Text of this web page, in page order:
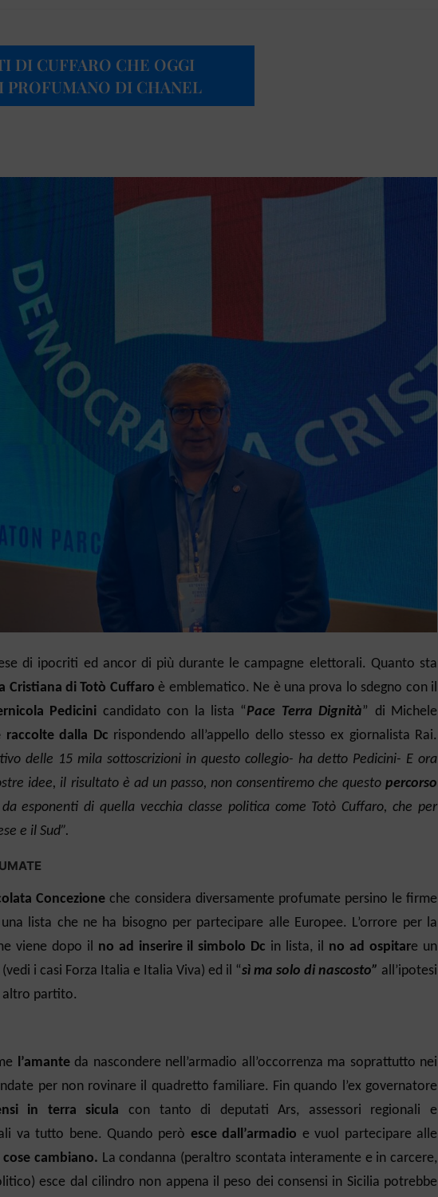
DI CUFFARO CHE OGGI
PROFUMANO DI CHANEL
di ipocriti ed ancor di più durante le campagne elettorali. Quanto sta
Cristiana di Totò Cuffaro è emblematico. Ne è una prova lo sdegno con il
Pedicini candidato con la lista “Pace Terra Dignità” di Michele
dalla Dc rispondendo all’appello dello stesso ex giornalista Rai.
delle 15 mila sottoscrizioni in questo collegio- ha detto Pedicini- E ora
idee, il risultato è ad un passo, non consentiremo che questo percorso
da esponenti di quella vecchia classe politica come Totò Cuffaro, che per
e il Sud”.
Concezione che considera diversamente profumate persino le firme
lista che ne ha bisogno per partecipare alle Europee. L’orrore per la
viene dopo il no ad inserire il simbolo Dc in lista, il no ad ospitare un
i casi Forza Italia e Italia Viva) ed il “sì ma solo di nascosto” all’ipotesi
altro partito.
l’amanteda nascondere nell’armadio all’occorrenza ma soprattutto nei
per non rovinare il quadretto familiare. Fin quando l’ex governatore
in terra sicula con tanto di deputati Ars, assessori regionali e
va tutto bene. Quando però esce dall’armadio e vuol partecipare alle
cose cambiano. La condanna (peraltro scontata interamente e in carcere,
esce dal cilindro non appena il peso dei consensi in Sicilia potrebbe